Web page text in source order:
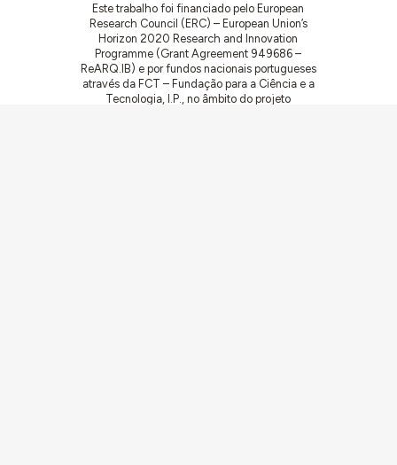
Este trabalho foi financiado pelo European
Research Council (ERC) – European Union’s
Horizon 2020 Research and Innovation
Programme (Grant Agreement 949686 –
ReARQ.IB) e por fundos nacionais portugueses
através da FCT – Fundação para a Ciência e a
Tecnologia, I.P., no âmbito do projeto